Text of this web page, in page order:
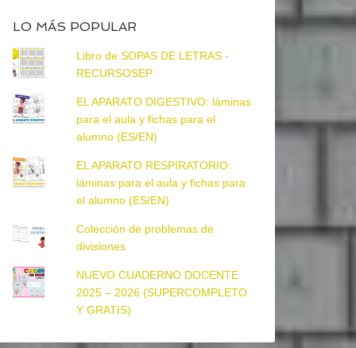
LO MÁS POPULAR
Libro de SOPAS DE LETRAS -
RECURSOSEP
EL APARATO DIGESTIVO: láminas
para el aula y fichas para el
alumno (ES/EN)
EL APARATO RESPIRATORIO:
láminas para el aula y fichas para
el alumno (ES/EN)
Colección de problemas de
divisiones
NUEVO CUADERNO DOCENTE
2025 – 2026 (SUPERCOMPLETO
Y GRATIS)